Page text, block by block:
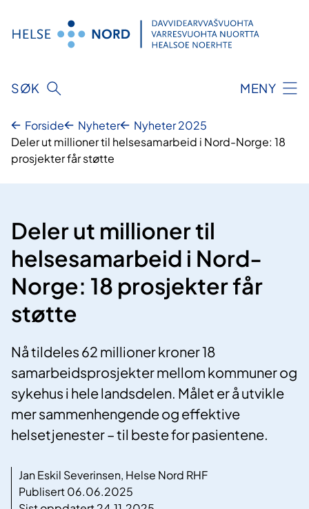
innhold
SØK MENY
Forside Nyheter
Nyheter 2025
Deler ut millioner til helsesamarbeid i Nord-Norge: 18
prosjekter får støtte
Deler ut millioner til
helsesamarbeid i Nord-
Norge: 18 prosjekter får
støtte
Nå tildeles 62 millioner kroner 18
samarbeidsprosjekter mellom kommuner og
sykehus i hele landsdelen. Målet er å utvikle
mer sammenhengende og effektive
helsetjenester – til beste for pasientene.
Jan Eskil Severinsen, Helse Nord RHF
Publisert 06.06.2025